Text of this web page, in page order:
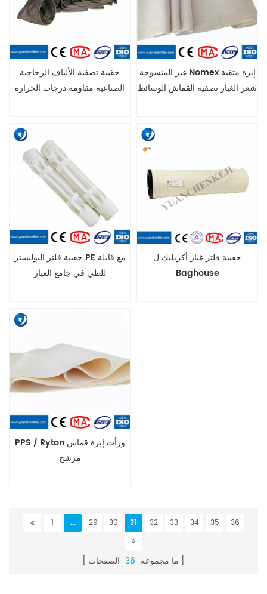
حقيبة تصفية الألياف الزجاجية
الصناعية مقاومة درجات الحرارة
غير المنسوجة Nomex إبرة مثقبة
شعر الغبار تصفية القماش الوسائط
حقيبة فلتر البوليستر PE مع قابلة
للطي في جامع الغبار
حقيبة فلتر غبار أكريليك ل
Baghouse
PPS / Ryton ورأت إبرة قماش
مرشح
1 ... 29 30 31 32 33 34 35 36
ما مجموعه 36 الصفحات